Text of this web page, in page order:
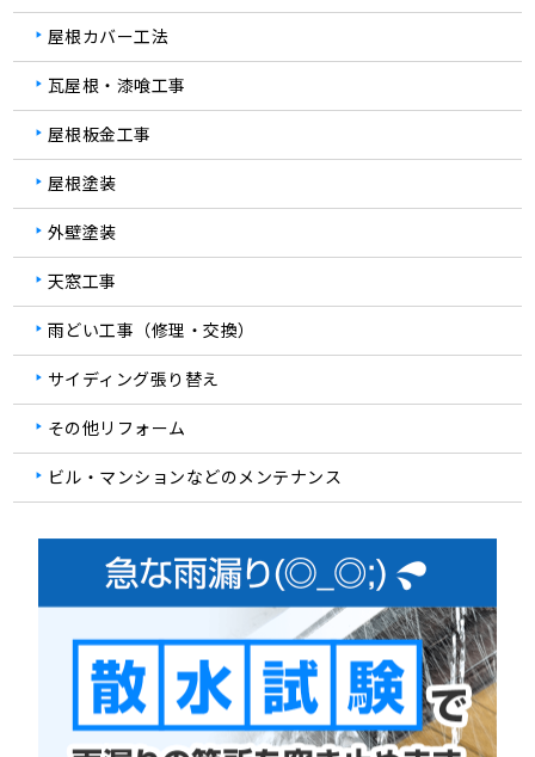
屋根カバー工法
瓦屋根・漆喰工事
屋根板金工事
屋根塗装
外壁塗装
天窓工事
雨どい工事（修理・交換）
サイディング張り替え
その他リフォーム
ビル・マンションなどのメンテナンス